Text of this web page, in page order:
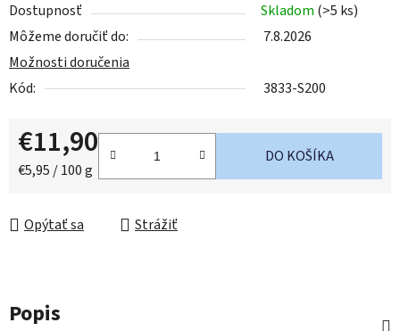
Dostupnosť Skladom (>5 ks)
Môžeme doručiť do:
7.8.2026
Možnosti doručenia
Kód:
3833-S200
€11,90
Jednotková cena:
€5,95 / 100 g
DO KOŠÍKA
Opýtať sa Strážiť
Popis